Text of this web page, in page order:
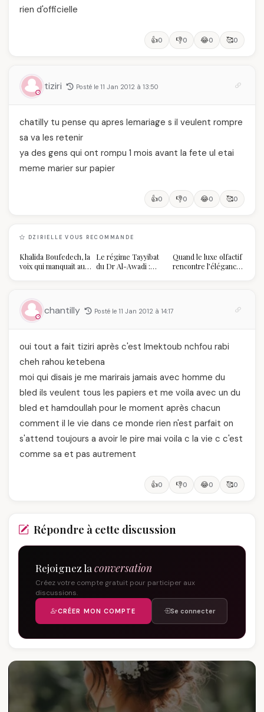
rien d'officielle
👍0 👎0 😂0 🥰0
tiziri Posté le 11 Jan 2012 à 13:50
chatilly tu pense qu apres lemariage s il veulent rompre
sa va les retenir
ya des gens qui ont rompu 1 mois avant la fete ul etai
meme marier sur papier
👍0 👎0 😂0 🥰0
DZIRIELLE VOUS RECOMMANDE
Khalida Boufedech, la
voix qui manquait au
Le régime Tayyibat
du Dr Al-Awadi :
vraiment savoir
Quand le luxe olfactif
rencontre l’élégance
chantilly Posté le 11 Jan 2012 à 14:17
oui tout a fait tiziri après c'est lmektoub nchfou rabi
cheh rahou ketebena
moi qui disais je me marirais jamais avec homme du
bled ils veulent tous les papiers et me voila avec un du
bled et hamdoullah pour le moment après chacun
comment il le vie dans ce monde rien n'est parfait on
s'attend toujours a avoir le pire mai voila c la vie c c'est
comme sa et pas autrement
👍0 👎0 😂0 🥰0
Répondre à cette discussion
Rejoignez la conversation
Créez votre compte gratuit pour participer aux
discussions.
CRÉER MON COMPTE Se connecter